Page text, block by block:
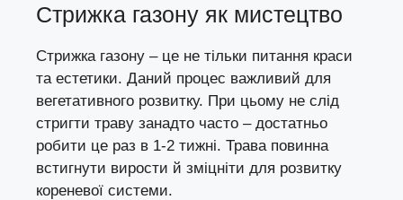
Стрижка газону як мистецтво
Стрижка газону – це не тільки питання краси
та естетики. Даний процес важливий для
вегетативного розвитку. При цьому не слід
стригти траву занадто часто – достатньо
робити це раз в 1-2 тижні. Трава повинна
встигнути вирости й зміцніти для розвитку
кореневої системи.